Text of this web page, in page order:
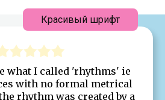
what I called 'rhythms' ie
with no formal metrical
rhythm was created by a
Красивый шрифт